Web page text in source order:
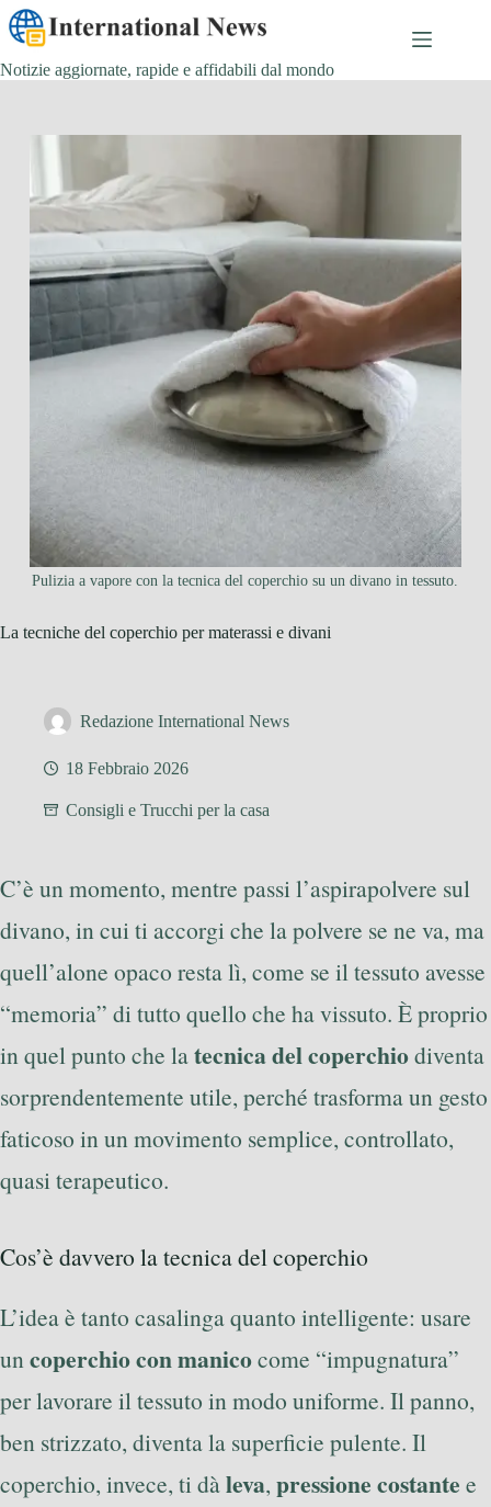
Salta
al
contenuto
Notizie aggiornate, rapide e affidabili dal mondo
Pulizia a vapore con la tecnica del coperchio su un divano in tessuto.
La tecniche del coperchio per materassi e divani
Redazione International News
18 Febbraio 2026
Consigli e Trucchi per la casa
C’è un momento, mentre passi l’aspirapolvere sul
divano, in cui ti accorgi che la polvere se ne va, ma
quell’alone opaco resta lì, come se il tessuto avesse
“memoria” di tutto quello che ha vissuto. È proprio
in quel punto che latecnica del coperchiodiventa
sorprendentemente utile, perché trasforma un gesto
faticoso in un movimento semplice, controllato,
quasi terapeutico.
Cos’è davvero la tecnica del coperchio
L’idea è tanto casalinga quanto intelligente: usare
uncoperchio con manicocome “impugnatura”
per lavorare il tessuto in modo uniforme. Il panno,
ben strizzato, diventa la superficie pulente. Il
coperchio, invece, ti dàleva, pressione costante e